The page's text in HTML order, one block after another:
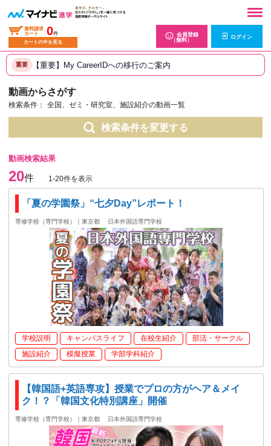
資料請求
カート
0件
カートの中を見る
会員登録
（無料）
ログイン
重要 【重要】My CareerIDへの移行のご案内
動画からさがす
検索条件： 全国、ゼミ・研究室、施設紹介の動画一覧
検索条件を変更する
動画検索結果
20件 1-20件を表示
「夏の学園祭」“七夕Day”レポート！
専修学校（専門学校）｜東京都 日本外国語専門学校
学校説明 キャンパスライフ 在校生紹介
部活・サークル
施設紹介
模擬授業 学部学科紹介
【韓国語+英語専攻】授業でプロの方がヘア＆メイ
ク！？「韓国文化特別講座」開催
専修学校（専門学校）｜東京都 日本外国語専門学校